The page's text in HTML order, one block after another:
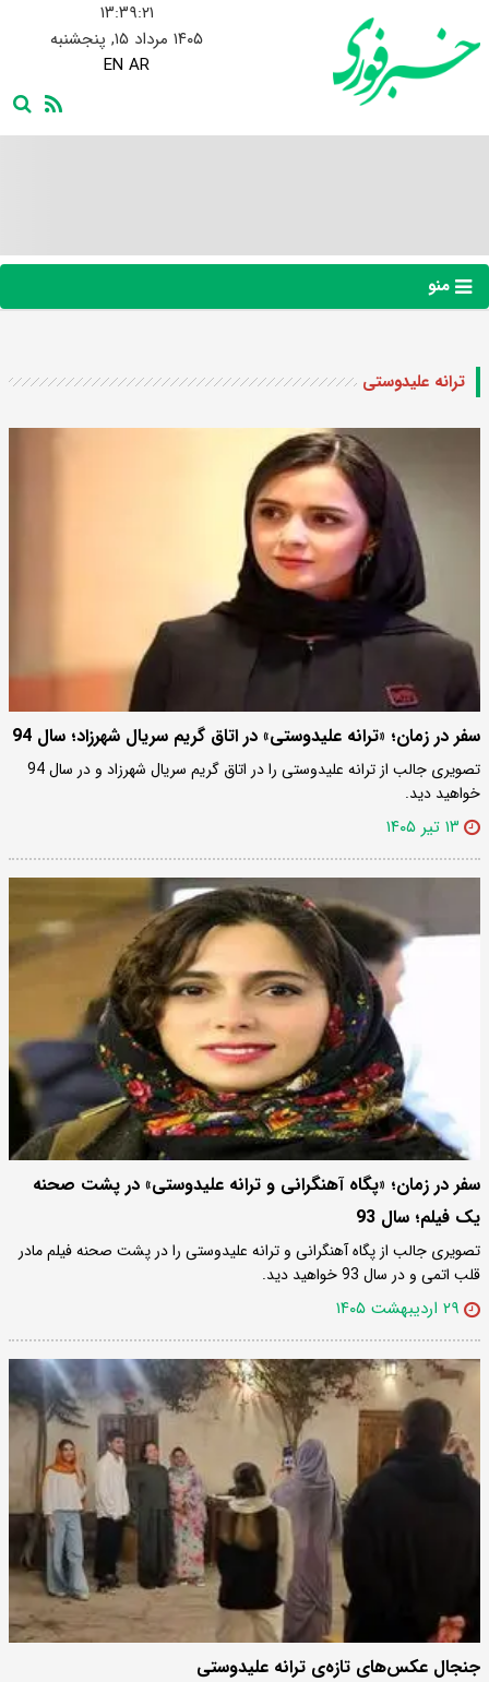
۱۳:۳۹:۲۲
۱۴۰۵ مرداد ۱۵, پنجشنبه
EN AR
منو
ترانه علیدوستی
سفر در زمان؛ «ترانه علیدوستی» در اتاق گریم سریال شهرزاد؛ سال 94
تصویری جالب از ترانه علیدوستی را در اتاق گریم سریال شهرزاد و در سال 94
خواهید دید.
۱۳ تیر ۱۴۰۵
سفر در زمان؛ «پگاه آهنگرانی و ترانه علیدوستی» در پشت صحنه
یک فیلم؛ سال 93
تصویری جالب از پگاه آهنگرانی و ترانه علیدوستی را در پشت صحنه فیلم مادر
قلب اتمی و در سال 93 خواهید دید.
۲۹ اردیبهشت ۱۴۰۵
جنجال عکس‌های تازه‌ی ترانه علیدوستی